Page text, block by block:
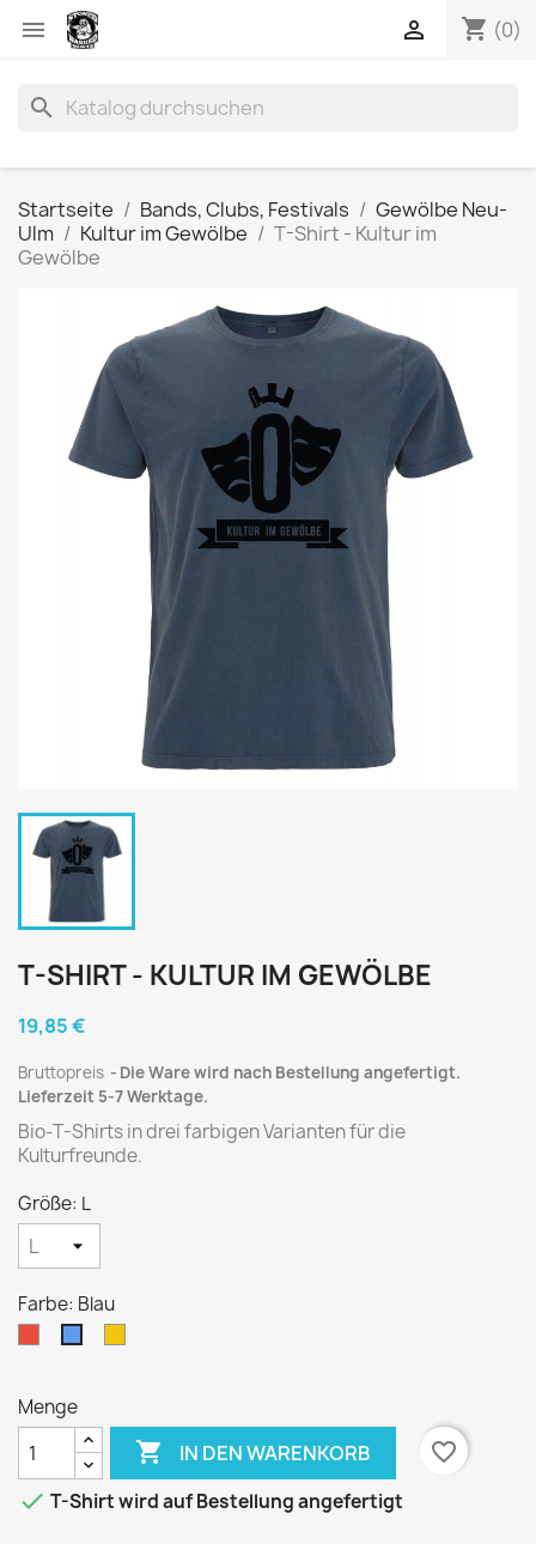
 shopping_cart (0)

search
Startseite Bands, Clubs, Festivals
Gewölbe Neu-
Ulm
Kultur im Gewölbe
T-Shirt - Kultur im
Gewölbe
T-SHIRT - KULTUR IM GEWÖLBE
19,85 €
Bruttopreis
Die Ware wird nach Bestellung angefertigt.
Lieferzeit 5-7 Werktage.
Bio-T-Shirts in drei farbigen Varianten für die
Kulturfreunde.
Größe: L
Farbe: Blau
Menge
 IN DEN WARENKORB
favorite_border
 T-Shirt wird auf Bestellung angefertigt